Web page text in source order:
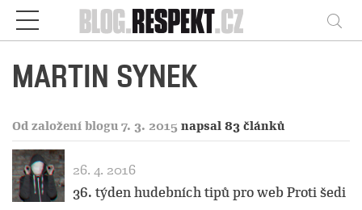
Respekt
MARTIN SYNEK
Od založení blogu 7. 3. 2015 napsal 83 článků
26. 4. 2016
36. týden hudebních tipů pro web Proti šedi